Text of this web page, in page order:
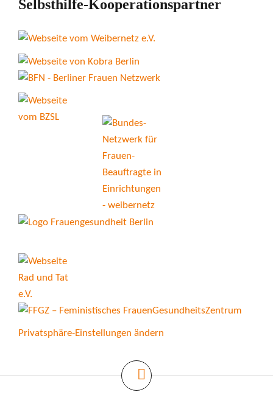
Selbsthilfe-Kooperationspartner
Privatsphäre-Einstellungen ändern